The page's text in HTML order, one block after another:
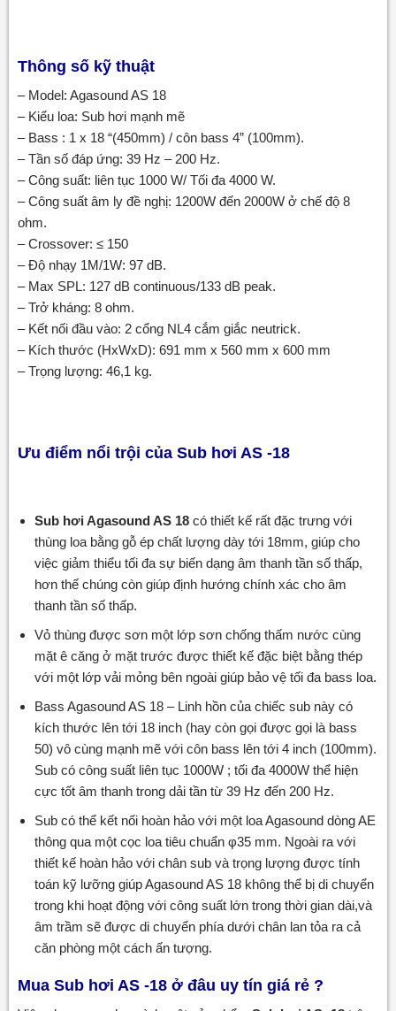
Thông số kỹ thuật
– Model: Agasound AS 18
– Kiểu loa: Sub hơi mạnh mẽ
– Bass : 1 x 18 “(450mm) / côn bass 4” (100mm).
– Tần số đáp ứng: 39 Hz – 200 Hz.
– Công suất: liên tục 1000 W/ Tối đa 4000 W.
– Công suất âm ly đề nghị: 1200W đến 2000W ở chế độ 8
ohm.
– Crossover: ≤ 150
– Độ nhạy 1M/1W: 97 dB.
– Max SPL: 127 dB continuous/133 dB peak.
– Trở kháng: 8 ohm.
– Kết nối đầu vào: 2 cổng NL4 cắm giắc neutrick.
– Kích thước (HxWxD): 691 mm x 560 mm x 600 mm
– Trọng lượng: 46,1 kg.
Ưu điểm nổi trội của Sub hơi AS -18
Sub hơi Agasound AS 18 có thiết kế rất đặc trưng với
thùng loa bằng gỗ ép chất lượng dày tới 18mm, giúp cho
việc giảm thiểu tối đa sự biến dạng âm thanh tần số thấp,
hơn thế chúng còn giúp định hướng chính xác cho âm
thanh tần số thấp.
Vỏ thùng được sơn một lớp sơn chống thấm nước cùng
mặt ê căng ở mặt trước được thiết kế đặc biệt bằng thép
với một lớp vải mỏng bên ngoài giúp bảo vệ tối đa bass loa.
Bass Agasound AS 18 – Linh hồn của chiếc sub này có
kích thước lên tới 18 inch (hay còn gọi được gọi là bass
50) vô cùng mạnh mẽ với côn bass lên tới 4 inch (100mm).
Sub có công suất liên tục 1000W ; tối đa 4000W thể hiện
cực tốt âm thanh trong dải tần từ 39 Hz đến 200 Hz.
Sub có thể kết nối hoàn hảo với một loa Agasound dòng AE
thông qua một cọc loa tiêu chuẩn φ35 mm. Ngoài ra với
thiết kế hoàn hảo với chân sub và trọng lượng được tính
toán kỹ lưỡng giúp Agasound AS 18 không thể bị di chuyển
trong khi hoạt động với công suất lớn trong thời gian dài,và
âm trầm sẽ được di chuyển phía dưới chân lan tỏa ra cả
căn phòng một cách ấn tượng.
Mua Sub hơi AS -18 ở đâu uy tín giá rẻ ?